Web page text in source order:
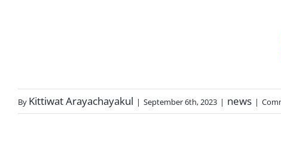
By Kittiwat Arayachayakul | September 6th, 2023 | news |